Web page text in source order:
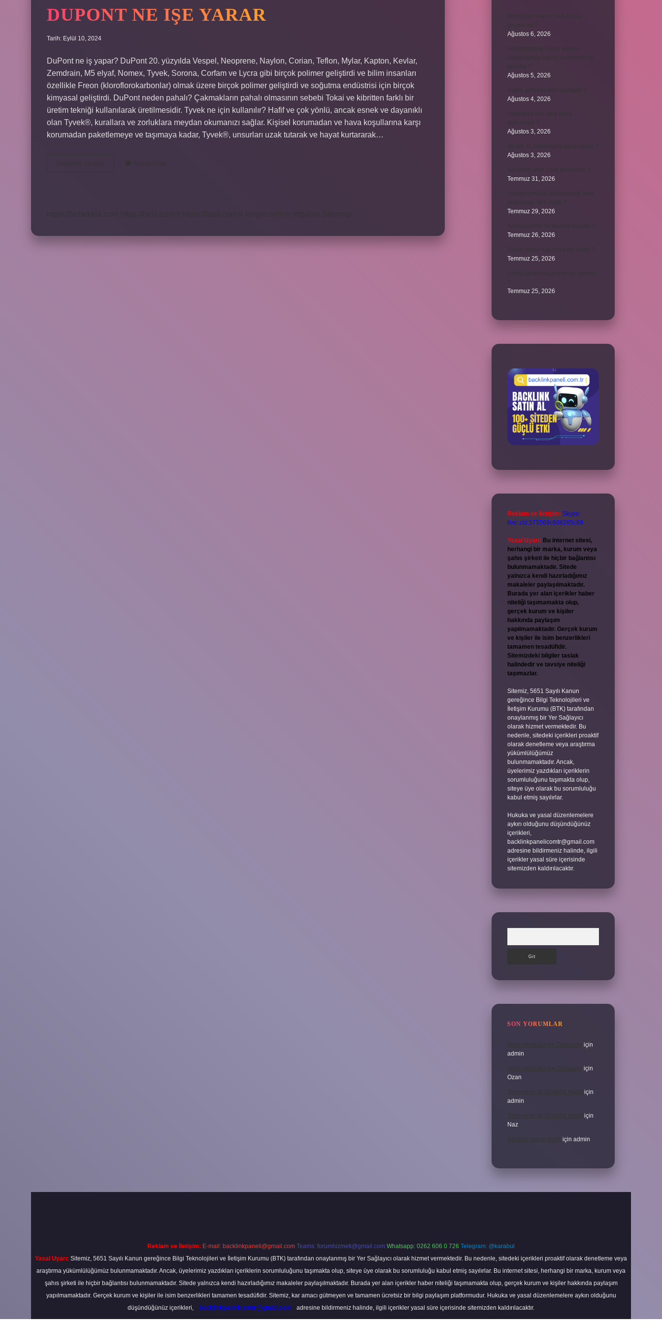
DUPONT NE IŞE YARAR
Tarih: Eylül 10, 2024
DuPont ne iş yapar? DuPont 20. yüzyılda Vespel, Neoprene, Naylon, Corian, Teflon, Mylar, Kapton, Kevlar,
Zemdrain, M5 elyaf, Nomex, Tyvek, Sorona, Corfam ve Lycra gibi birçok polimer geliştirdi ve bilim insanları
özellikle Freon (kloroflorokarbonlar) olmak üzere birçok polimer geliştirdi ve soğutma endüstrisi için birçok
kimyasal geliştirdi. DuPont neden pahalı? Çakmakların pahalı olmasının sebebi Tokai ve kibritten farklı bir
üretim tekniği kullanılarak üretilmesidir. Tyvek ne için kullanılır? Hafif ve çok yönlü, ancak esnek ve dayanıklı
olan Tyvek®, kurallara ve zorluklara meydan okumanızı sağlar. Kişisel korumadan ve hava koşullarına karşı
korumadan paketlemeye ve taşımaya kadar, Tyvek®, unsurları uzak tutarak ve hayat kurtararak…
Ağustos 6, 2026
Ağustos 5, 2026
Ağustos 4, 2026
Ağustos 3, 2026
Ağustos 3, 2026
Temmuz 31, 2026
Temmuz 29, 2026
Temmuz 26, 2026
Temmuz 25, 2026
Temmuz 25, 2026
Reklam ve İletişim: Skype:
live:.cid.575569c608265c69
Yasal Uyarı: Bu internet sitesi,
herhangi bir marka, kurum veya
şahıs şirketi ile hiçbir bağlantısı
bulunmamaktadır. Sitede
yalnızca kendi hazırladığımız
makaleler paylaşılmaktadır.
Burada yer alan içerikler haber
niteliği taşımamakta olup,
gerçek kurum ve kişiler
hakkında paylaşım
yapılmamaktadır. Gerçek kurum
ve kişiler ile isim benzerlikleri
tamamen tesadüfidir.
Sitemizdeki bilgiler taslak
halindedir ve tavsiye niteliği
taşımazlar.
Sitemiz, 5651 Sayılı Kanun
gereğince Bilgi Teknolojileri ve
İletişim Kurumu (BTK) tarafından
onaylanmış bir Yer Sağlayıcı
olarak hizmet vermektedir. Bu
nedenle, sitedeki içerikleri proaktif
olarak denetleme veya araştırma
yükümlülüğümüz
bulunmamaktadır. Ancak,
üyelerimiz yazdıkları içeriklerin
sorumluluğunu taşımakta olup,
siteye üye olarak bu sorumluluğu
kabul etmiş sayılırlar.
Hukuka ve yasal düzenlemelere
aykırı olduğunu düşündüğünüz
içerikleri,
backlinkpanelicomtr@gmail.com
adresine bildirmeniz halinde, ilgili
içerikler yasal süre içerisinde
sitemizden kaldırılacaktır.
SON YORUMLAR
Veda Mektubu Ne Zamandır için
admin
Veda Mektubu Ne Zamandır için
Ozan
Türkiyenin Ilk Sözlüğü Nedir için
admin
Türkiyenin Ilk Sözlüğü Nedir için
Naz
Sardina Hangi Balık için admin
Reklam ve İletişim: E-mail: backlinkpaneli@gmail.com Teams: forumhizmeti@gmail.com Whatsapp: 0262 606 0 726 Telegram: @karabul
Yasal Uyarı: Sitemiz, 5651 Sayılı Kanun gereğince Bilgi Teknolojileri ve İletişim Kurumu (BTK) tarafından onaylanmış bir Yer Sağlayıcı olarak hizmet vermektedir. Bu nedenle, sitedeki içerikleri proaktif olarak denetleme veya
araştırma yükümlülüğümüz bulunmamaktadır. Ancak, üyelerimiz yazdıkları içeriklerin sorumluluğunu taşımakta olup, siteye üye olarak bu sorumluluğu kabul etmiş sayılırlar. Bu internet sitesi, herhangi bir marka, kurum veya
şahıs şirketi ile hiçbir bağlantısı bulunmamaktadır. Sitede yalnızca kendi hazırladığımız makaleler paylaşılmaktadır. Burada yer alan içerikler haber niteliği taşımamakta olup, gerçek kurum ve kişiler hakkında paylaşım
yapılmamaktadır. Gerçek kurum ve kişiler ile isim benzerlikleri tamamen tesadüfidir. Sitemiz, kar amacı gütmeyen ve tamamen ücretsiz bir bilgi paylaşım platformudur. Hukuka ve yasal düzenlemelere aykırı olduğunu
düşündüğünüz içerikleri,
backlinkpanelicomtr@gmail.com adresine bildirmeniz halinde, ilgili içerikler yasal süre içerisinde sitemizden kaldırılacaktır.